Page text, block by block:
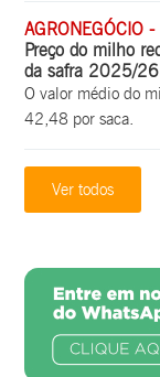
AGRONEGÓCIO -
Preço do milho
da safra 2025/26
O valor médio do
42,48 por saca.
Ver todos